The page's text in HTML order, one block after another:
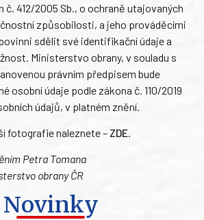
č. 412/2005 Sb., o ochraně utajovaných
způsobilosti, a jeho prováděcími
sdělit své identifikační údaje a
Ministerstvo obrany, v souladu s
právním předpisem bude
osobní údaje podle zákona č. 110/2019
údajů, v platném znění.
fotografie naleznete – ZDE.
Petra Tomana
obrany ČR
Novinky